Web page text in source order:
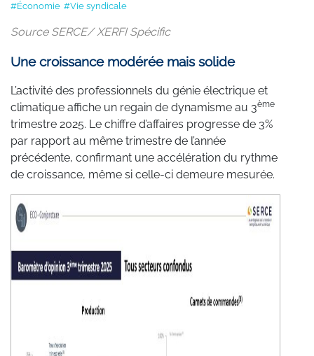
#Économie #Vie syndicale
Source SERCE/ XERFI Spécific
Une croissance modérée mais solide
L’activité des professionnels du génie électrique et
climatique affiche un regain de dynamisme au 3ème
trimestre 2025. Le chiffre d’affaires progresse de 3%
par rapport au même trimestre de l’année
précédente, confirmant une accélération du rythme
de croissance, même si celle-ci demeure mesurée.